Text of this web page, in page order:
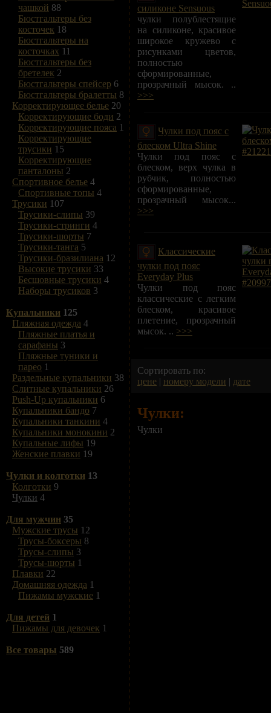
чашкой 88
Бюстгальтеры без
косточек 18
Бюстгальтеры на
косточках 11
Бюстгальтеры без
бретелек 2
Бюстгальтеры спейсер 6
Бюстгальтеры бралетты 8
Корректирующее белье 20
Корректирующие боди 2
Корректирующие пояса 1
Корректирующие
трусики 15
Корректирующие
панталоны 2
Спортивное белье 4
Спортивные топы 4
Трусики 107
Трусики-слипы 39
Трусики-стринги 4
Трусики-шорты 7
Трусики-танга 5
Трусики-бразилиана 12
Высокие трусики 33
Бесшовные трусики 4
Наборы трусиков 3
Купальники 125
Пляжная одежда 4
Пляжные платья и
сарафаны 3
Пляжные туники и
парео 1
Раздельные купальники 38
Слитные купальники 26
Push-Up купальники 6
Купальники бандо 7
Купальники танкини 4
Купальники монокини 2
Купальные лифы 19
Женские плавки 19
Чулки и колготки 13
Колготки 9
Чулки 4
Для мужчин 35
Мужские трусы 12
Трусы-боксеры 8
Трусы-слипы 3
Трусы-шорты 1
Плавки 22
Домашняя одежда 1
Пижамы мужские 1
Для детей 1
Пижамы для девочек 1
Все товары 589
силиконе Sensuous
чулки полублестящие
на силиконе, красивое
широкое кружево с
рисунками цветов,
полностью
сформированные,
прозрачный мысок. ..
>>>
Чулки под пояс с
блеском Ultra Shine
Чулки под пояс с
блеском, верх чулка в
рубчик, полностью
сформированные,
прозрачный мысок...
>>>
Классические
чулки под пояс
Everyday Plus
Чулки под пояс
классические с легким
блеском, красивое
плетение, прозрачный
мысок. .. >>>
Сортировать по:
цене | номеру модели | дате
Чулки:
Чулки